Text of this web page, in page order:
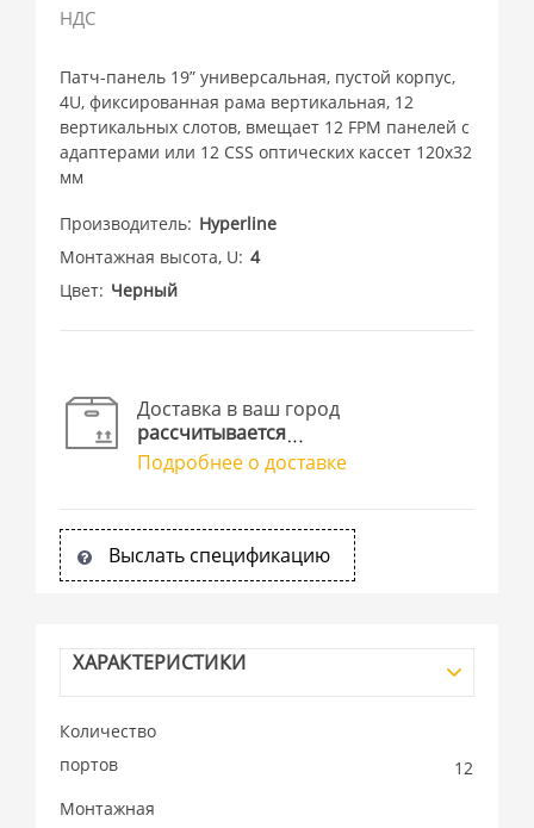
НДС
Патч-панель 19” универсальная, пустой корпус,
4U, фиксированная рама вертикальная, 12
вертикальных слотов, вмещает 12 FPM панелей с
адаптерами или 12 CSS оптических кассет 120х32
мм
Производитель Hyperline
Монтажная высота, U 4
Цвет Черный
Доставка в ваш город
рассчитывается
Подробнее о доставке
Выслать спецификацию
ХАРАКТЕРИСТИКИ
Количество
портов
12
Монтажная